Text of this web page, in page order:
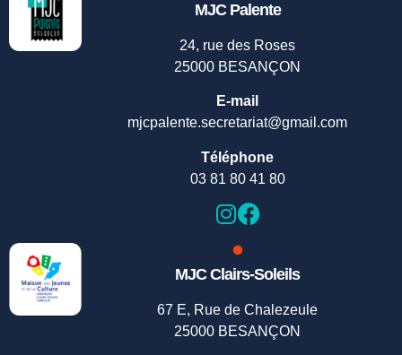
MJC Palente
24, rue des Roses
25000 BESANÇON
E-mail
mjcpalente.secretariat@gmail.com
Téléphone
03 81 80 41 80
MJC Clairs-Soleils
67 E, Rue de Chalezeule
25000 BESANÇON